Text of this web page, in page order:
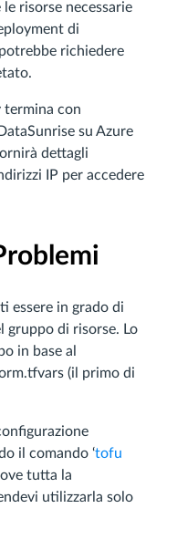
risorse necessarie
di
richiedere
termina con
su Azure
dettagli
IP per accedere
essere in grado di
gruppo di risorse. Lo
in base al
(il primo di
il comando ‘tofu
tutta la
utilizzarla solo